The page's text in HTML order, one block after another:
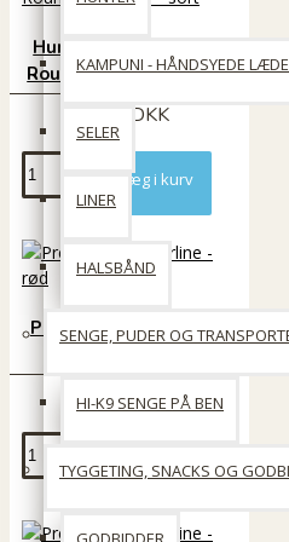
KAMPUNI - HÅNDSYEDE
SELER
LINER
HALSBÅND
SENGE, PUDER OG
HI-K9 SENGE PÅ BEN
TYGGETING, SNACKS OG
Hunter Hunting Norsk
Round hundeline - sort
599 DKK
Læg i kurv
Premium dressurline -
100 DKK